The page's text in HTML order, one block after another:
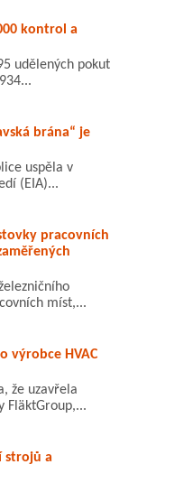
kontrol a
udělených pokut
brána“ je
uspěla v
(EIA)...
pracovních
míst,...
výrobce HVAC
že uzavřela
FläktGroup,...
strojů a